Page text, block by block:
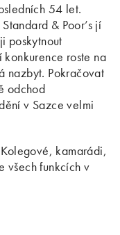
54 let.
& Poor’s jí
poskytnout
roste na
nazbyt. Pokračovat
odchod
v Sazce velmi
kamarádi,
všech funkcích v